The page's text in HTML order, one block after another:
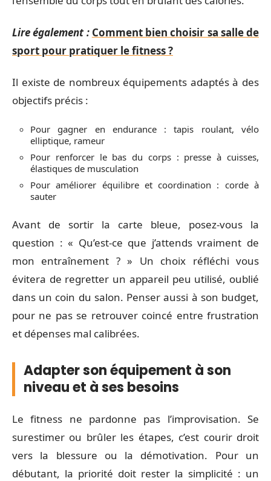
Lire également : Comment bien choisir sa salle de
sport pour pratiquer le fitness ?
Il existe de nombreux équipements adaptés à des
objectifs précis :
Pour gagner en endurance : tapis roulant, vélo
elliptique, rameur
Pour renforcer le bas du corps : presse à cuisses,
élastiques de musculation
Pour améliorer équilibre et coordination : corde à
sauter
Avant de sortir la carte bleue, posez-vous la
question : « Qu’est-ce que j’attends vraiment de
mon entraînement ? » Un choix réfléchi vous
évitera de regretter un appareil peu utilisé, oublié
dans un coin du salon. Penser aussi à son budget,
pour ne pas se retrouver coincé entre frustration
et dépenses mal calibrées.
Adapter son équipement à son
niveau et à ses besoins
Le fitness ne pardonne pas l’improvisation. Se
surestimer ou brûler les étapes, c’est courir droit
vers la blessure ou la démotivation. Pour un
débutant, la priorité doit rester la simplicité : un